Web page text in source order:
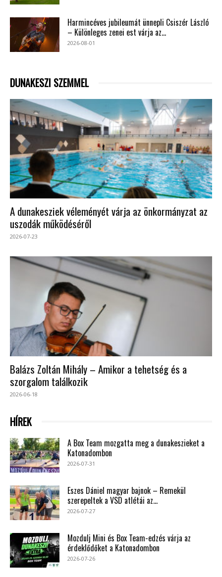
Harmincéves jubileumát ünnepli Csiszér László
– Különleges zenei est várja az...
2026-08-01
DUNAKESZI SZEMMEL
A dunakesziek véleményét várja az önkormányzat az
uszodák működéséről
2026-07-23
Balázs Zoltán Mihály – Amikor a tehetség és a
szorgalom találkozik
2026-06-18
HÍREK
A Box Team mozgatta meg a dunakeszieket a
Katonadombon
2026-07-31
Eszes Dániel magyar bajnok – Remekül
szerepeltek a VSD atlétái az...
2026-07-27
Mozdulj Mini és Box Team-edzés várja az
érdeklődőket a Katonadombon
2026-07-26